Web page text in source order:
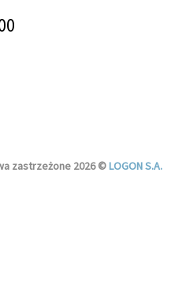
zastrzeżone 2026 ©LOGON S.A.